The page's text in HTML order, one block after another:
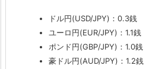
ドル円(USD/JPY)：0.3銭
ユーロ円(EUR/JPY)：1.1銭
ポンド円(GBP/JPY)：1.0銭
豪ドル円(AUD/JPY)：1.2銭